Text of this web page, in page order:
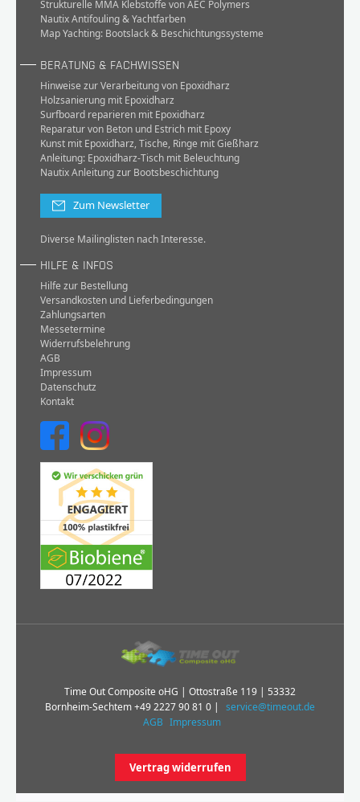
Strukturelle MMA Klebstoffe von AEC Polymers
Nautix Antifouling & Yachtfarben
Map Yachting: Bootslack & Beschichtungssysteme
BERATUNG & FACHWISSEN
Hinweise zur Verarbeitung von Epoxidharz
Holzsanierung mit Epoxidharz
Surfboard reparieren mit Epoxidharz
Reparatur von Beton und Estrich mit Epoxy
Kunst mit Epoxidharz, Tische, Ringe mit Gießharz
Anleitung: Epoxidharz-Tisch mit Beleuchtung
Nautix Anleitung zur Bootsbeschichtung
Zum Newsletter
Diverse Mailinglisten nach Interesse.
HILFE & INFOS
Hilfe zur Bestellung
Versandkosten und Lieferbedingungen
Zahlungsarten
Messetermine
Widerrufsbelehrung
AGB
Impressum
Datenschutz
Kontakt
Time Out Composite oHG | Ottostraße 119 | 53332
Bornheim-Sechtem+49 2227 90 81 0 |
service@timeout.de
AGB Impressum
Vertrag widerrufen